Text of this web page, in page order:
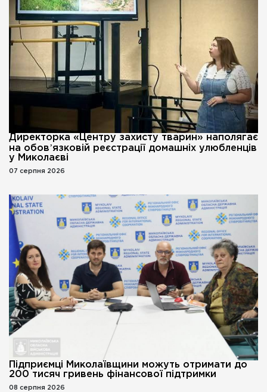
Директорка «Центру захисту тварин» наполягає
на обовʼязковій реєстрації домашніх улюбленців
у Миколаєві
07 серпня 2026
Підприємці Миколаївщини можуть отримати до
200 тисяч гривень фінансової підтримки
08 серпня 2026